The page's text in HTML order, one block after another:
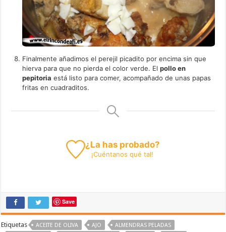
Finalmente añadimos el perejil picadito por encima sin que
hierva para que no pierda el color verde. Elpollo en
pepitoria está listo para comer, acompañado de unas papas
fritas en cuadraditos.
¿La has probado?
¡Cuéntanos qué tal!
Save
Etiquetas ACEITE DE OLIVA AJO
ALMENDRAS PELADAS